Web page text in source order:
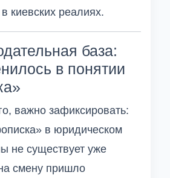
киевских реалиях.
база:
в понятии
важно зафиксировать:
в юридическом
не существует уже
смену пришло